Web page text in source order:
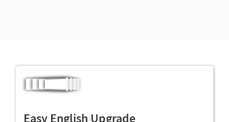
Easy English Upgrade